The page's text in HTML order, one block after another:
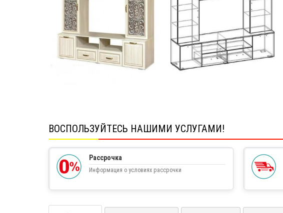
ВОСПОЛЬЗУЙТЕСЬ НАШИМИ УСЛУГАМИ!
Рассрочка
Информация о условиях рассрочки